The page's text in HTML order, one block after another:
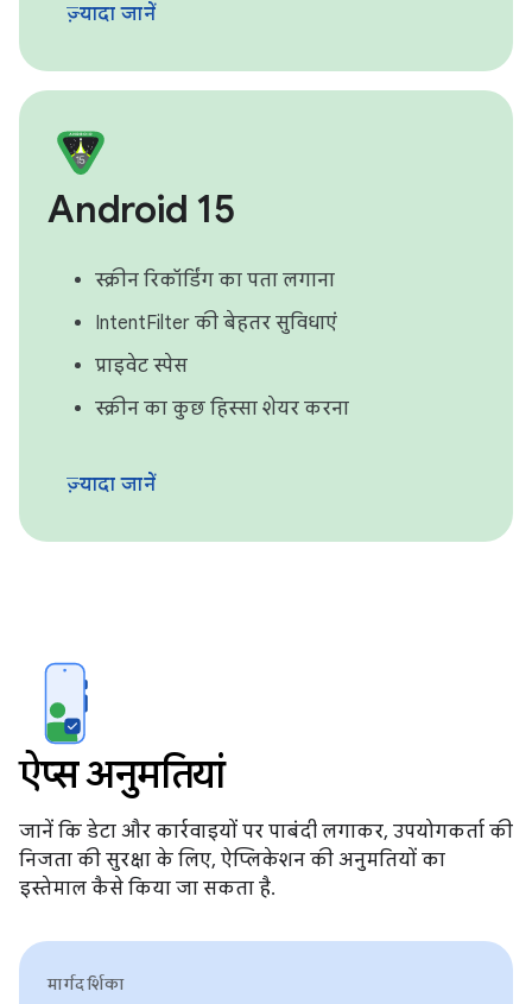
ज़्यादा जानें
Android 15
स्क्रीन रिकॉर्डिंग का पता लगाना
IntentFilter की बेहतर सुविधाएं
प्राइवेट स्पेस
स्क्रीन का कुछ हिस्सा शेयर करना
ज़्यादा जानें
ऐप्स अनुमतियां
जानें कि डेटा और कार्रवाइयों पर पाबंदी लगाकर, उपयोगकर्ता की
निजता की सुरक्षा के लिए, ऐप्लिकेशन की अनुमतियों का
इस्तेमाल कैसे किया जा सकता है.
मार्गदर्शिका